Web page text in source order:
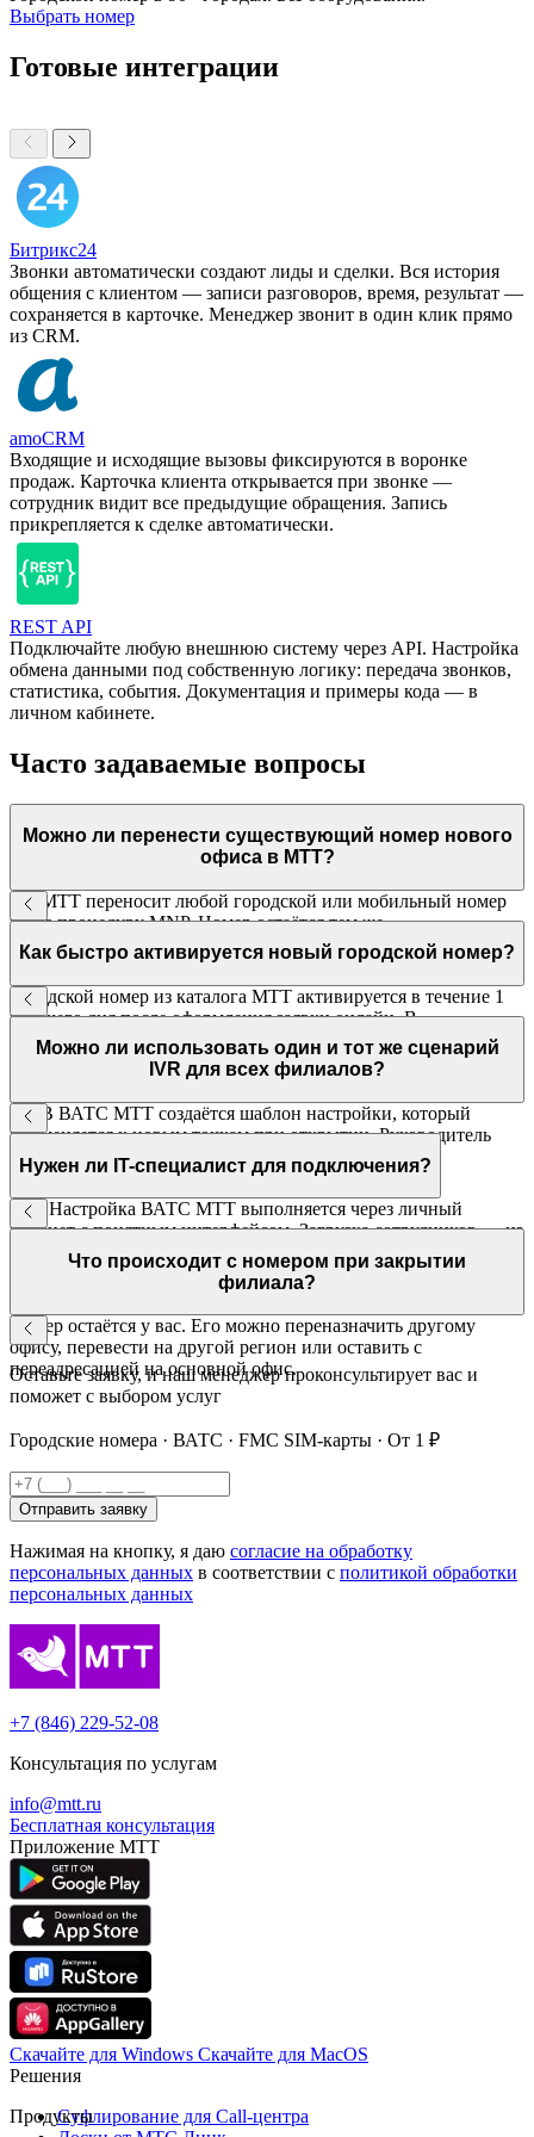
Выбрать номер
Готовые интеграции
Битрикс24
Звонки автоматически создают лиды и сделки. Вся история
общения с клиентом — записи разговоров, время, результат —
сохраняется в карточке. Менеджер звонит в один клик прямо
из CRM.
amoCRM
Входящие и исходящие вызовы фиксируются в воронке
продаж. Карточка клиента открывается при звонке —
сотрудник видит все предыдущие обращения. Запись
прикрепляется к сделке автоматически.
REST API
Подключайте любую внешнюю систему через API. Настройка
обмена данными под собственную логику: передача звонков,
статистика, события. Документация и примеры кода — в
личном кабинете.
Часто задаваемые вопросы
Можно ли перенести существующий номер нового
офиса в МТТ?
Да. МТТ переносит любой городской или мобильный номер
через процедуру MNP. Номер остаётся тем же,
функциональность ВАТС добавляется автоматически.
Как быстро активируется новый городской номер?
Городской номер из каталога МТТ активируется в течение 1
рабочего дня после оформления заявки онлайн. В
большинстве случаев — в течение нескольких часов.
Можно ли использовать один и тот же сценарий
IVR для всех филиалов?
Да. В ВАТС МТТ создаётся шаблон настройки, который
применяется к новым точкам при открытии. Руководитель
адаптирует под нужды каждого офиса — без
программирования.
Нужен ли IT-специалист для подключения?
Нет. Настройка ВАТС МТТ выполняется через личный
кабинет с понятным интерфейсом. Загрузка сотрудников — из
Excel-файла. Служба поддержки МТТ доступна 24/7.
Что происходит с номером при закрытии
филиала?
Номер остаётся у вас. Его можно переназначить другому
офису, перевести на другой регион или оставить с
переадресацией на основной офис.
Оставьте заявку, и наш менеджер проконсультирует вас и
поможет с выбором услуг
Городские номера · ВАТС · FMC SIM-карты · От 1 ₽
Отправить заявку
Нажимая на кнопку, я даю согласие на обработку
персональных данных в соответствии с политикой обработки
персональных данных
+7 (846) 229-52-08
Консультация по услугам
info@mtt.ru
Бесплатная консультация
Приложение МТТ
Скачайте для Windows Cкачайте для MacOS
Решения
Суфлирование для Call‑центра
Продукты